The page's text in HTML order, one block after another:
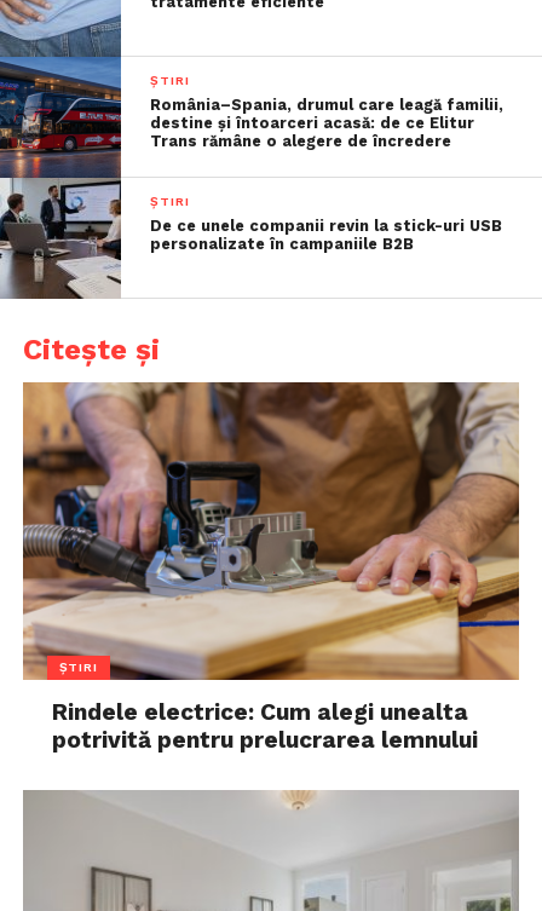
ȘTIRI
România–Spania, drumul care leagă familii,
destine și întoarceri acasă: de ce Elitur
Trans rămâne o alegere de încredere
ȘTIRI
De ce unele companii revin la stick-uri USB
personalizate în campaniile B2B
Citește și
ȘTIRI
Rindele electrice: Cum alegi unealta
potrivită pentru prelucrarea lemnului